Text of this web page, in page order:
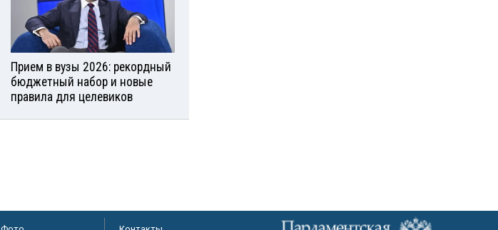
Прием в вузы 2026: рекордный
бюджетный набор и новые
правила для целевиков